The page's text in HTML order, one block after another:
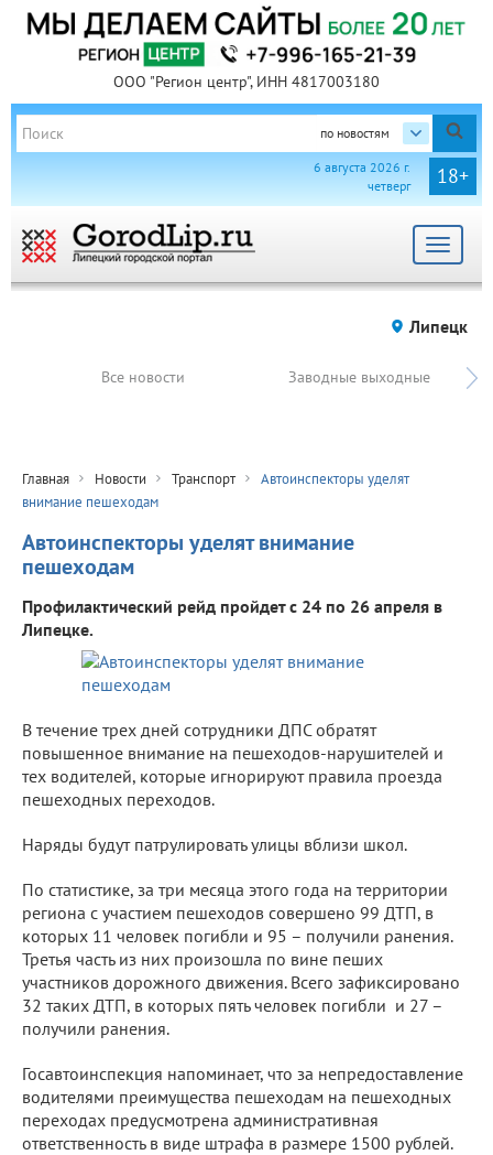
ООО "Регион центр", ИНН 4817003180
по новостям
18+
6 августа 2026 г.
четверг
Toggle
Липецк
Все новости Заводные выходные
Главная Новости Транспорт
Автоинспекторы уделят
внимание пешеходам
Автоинспекторы уделят внимание
пешеходам
Профилактический рейд пройдет с 24 по 26 апреля в
Липецке.
В течение трех дней сотрудники ДПС обратят
повышенное внимание на пешеходов-нарушителей и
тех водителей, которые игнорируют правила проезда
пешеходных переходов.
Наряды будут патрулировать улицы вблизи школ.
По статистике, за три месяца этого года на территории
региона с участием пешеходов совершено 99 ДТП, в
которых 11 человек погибли и 95 – получили ранения.
Третья часть из них произошла по вине пеших
участников дорожного движения. Всего зафиксировано
32 таких ДТП, в которых пять человек погибли и 27 –
получили ранения.
Госавтоинспекция напоминает, что за непредоставление
водителями преимущества пешеходам на пешеходных
переходах предусмотрена административная
ответственность в виде штрафа в размере 1500 рублей.